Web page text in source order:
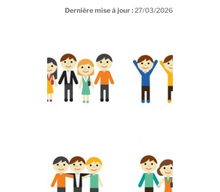
Dernière mise à jour : 27/03/2026